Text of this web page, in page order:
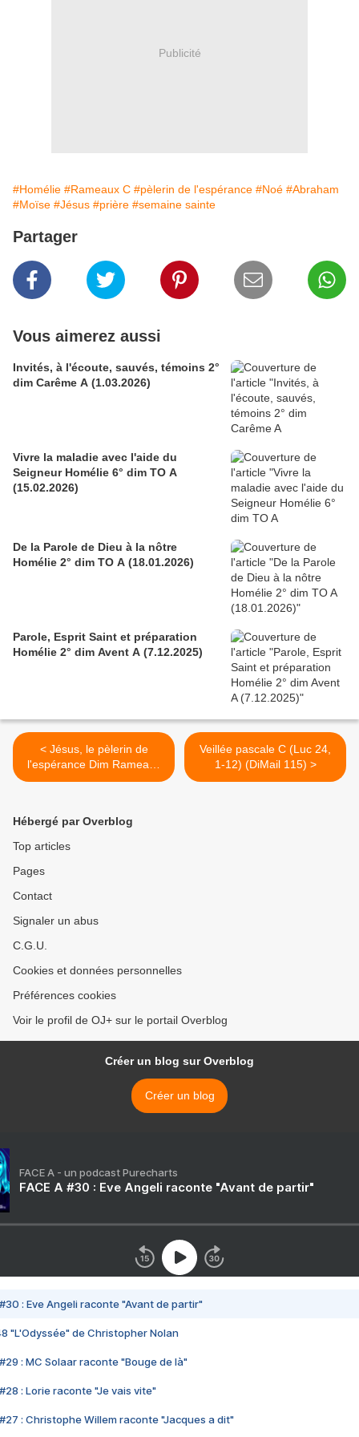
Publicité
#Homélie #Rameaux C #pèlerin de l'espérance #Noé #Abraham
#Moïse #Jésus #prière #semaine sainte
Partager
Vous aimerez aussi
Invités, à l'écoute, sauvés, témoins 2°
dim Carême A (1.03.2026)
Vivre la maladie avec l'aide du
Seigneur Homélie 6° dim TO A
(15.02.2026)
De la Parole de Dieu à la nôtre
Homélie 2° dim TO A (18.01.2026)
Parole, Esprit Saint et préparation
Homélie 2° dim Avent A (7.12.2025)
< Jésus, le pèlerin de
l'espérance Dim Rameaux
et Passion C (13.04.2025)
Veillée pascale C (Luc 24,
1-12) (DiMail 115) >
Hébergé par Overblog
Top articles
Pages
Contact
Signaler un abus
C.G.U.
Cookies et données personnelles
Préférences cookies
Voir le profil de OJ+ sur le portail Overblog
Créer un blog sur Overblog
Créer un blog
FACE A - un podcast Purecharts
FACE A #30 : Eve Angeli raconte "Avant de partir"
#30 : Eve Angeli raconte "Avant de partir"
"L'Odyssée" de Christopher Nolan
#29 : MC Solaar raconte "Bouge de là"
#28 : Lorie raconte "Je vais vite"
#27 : Christophe Willem raconte "Jacques a dit"